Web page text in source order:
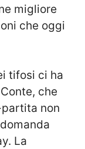
migliore
che oggi
tifosi ci ha
che
non
La